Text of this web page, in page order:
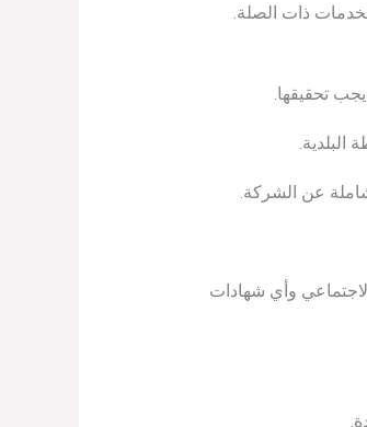
ذات الصلة.
تحقيقها.
عن الشركة.
وأي شهادات